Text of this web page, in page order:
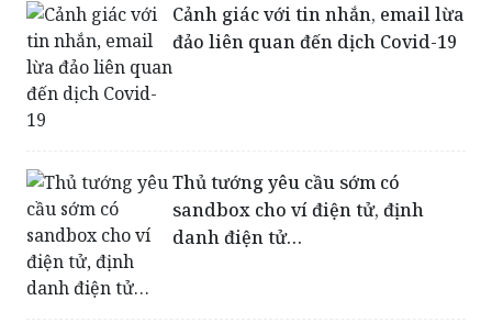
Cảnh giác với tin nhắn, email lừa
đảo liên quan đến dịch Covid-19
Thủ tướng yêu cầu sớm có
sandbox cho ví điện tử, định
danh điện tử…